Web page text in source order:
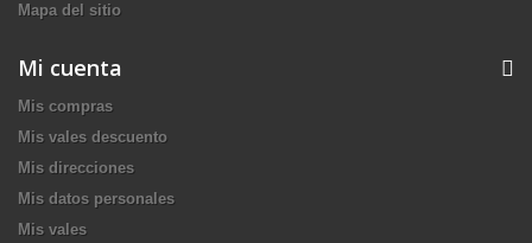
Mapa del sitio
Mi cuenta
Mis compras
Mis vales descuento
Mis direcciones
Mis datos personales
Mis vales